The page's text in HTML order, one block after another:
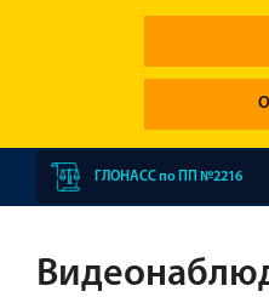
ГЛОНАСС по ПП №2216